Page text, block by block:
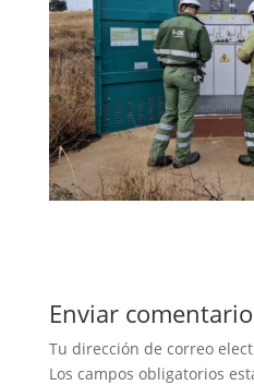
Enviar comentario
Tu dirección de correo
Los campos obligatorios